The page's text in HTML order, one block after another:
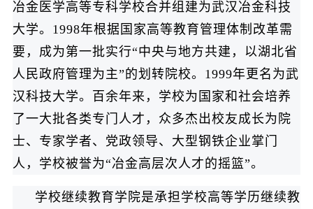
冶金医学高等专科学校合并组建为武汉冶金科技
大学。1998年根据国家高等教育管理体制改革需
要，成为第一批实行“中央与地方共建，以湖北省
人民政府管理为主”的划转院校。1999年更名为武
汉科技大学。百余年来，学校为国家和社会培养
了一大批各类专门人才，众多杰出校友成长为院
士、专家学者、党政领导、大型钢铁企业掌门
人，学校被誉为“冶金高层次人才的摇篮”。
学校继续教育学院是承担学校高等学历继续教